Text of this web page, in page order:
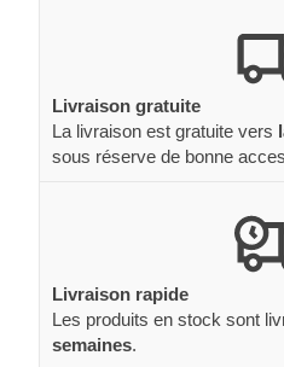
Livraison gratuite
La livraison est gratuite vers
sous réserve de bonne
Livraison rapide
Les produits en stock sont
semaines.